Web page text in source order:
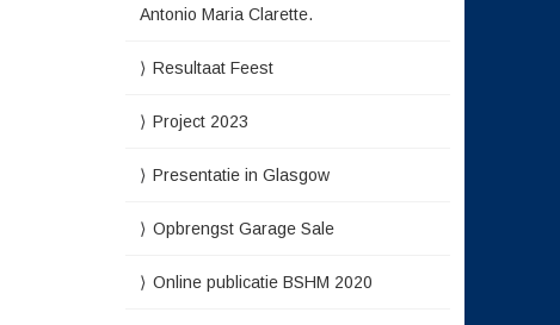
Antonio Maria Clarette.
Resultaat Feest
Project 2023
Presentatie in Glasgow
Opbrengst Garage Sale
Online publicatie BSHM 2020